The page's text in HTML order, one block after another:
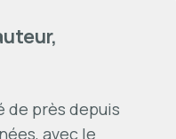
de près depuis
avec le